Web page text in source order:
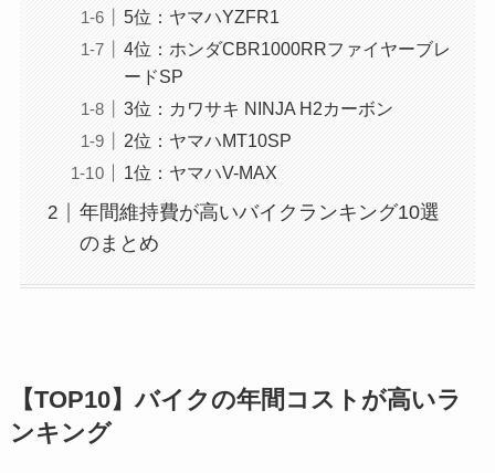
5位：ヤマハYZFR1
4位：ホンダCBR1000RRファイヤーブレ
ードSP
3位：カワサキ NINJA H2カーボン
2位：ヤマハMT10SP
1位：ヤマハV-MAX
年間維持費が高いバイクランキング10選
のまとめ
【TOP10】バイクの年間コストが高いラ
ンキング